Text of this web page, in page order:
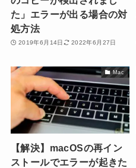
た」エラーが出る場合の対
処方法
2019年6月14日 2022年6月27日
Mac
【解決】macOSの再イン
ストールでエラーが起きた